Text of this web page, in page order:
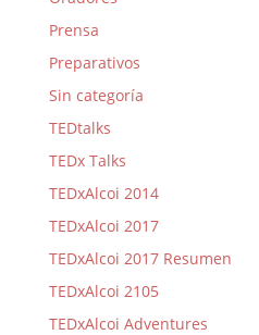
Prensa
Preparativos
Sin categoría
TEDtalks
TEDx Talks
TEDxAlcoi 2014
TEDxAlcoi 2017
TEDxAlcoi 2017 Resumen
TEDxAlcoi 2105
TEDxAlcoi Adventures